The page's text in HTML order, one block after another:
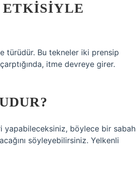
türüdür. Bu tekneler iki prensip
itme devreye girer.
yapabileceksiniz, böylece bir sabah
söyleyebilirsiniz. Yelkenli